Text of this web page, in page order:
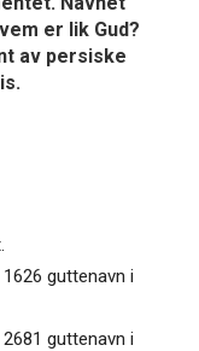
er lik Gud?
av persiske
guttenavn i
guttenavn i